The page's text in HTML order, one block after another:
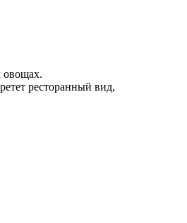
овощах.
ресторанный вид,